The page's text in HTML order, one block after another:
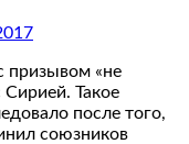
призывом «не
Такое
после того,
союзников